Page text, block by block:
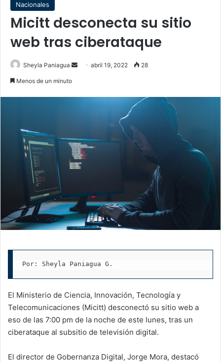
Nacionales
Micitt desconecta su sitio
web tras ciberataque
Sheyla Paniagua
Sendabril 19, 2022 28
Menos de un minuto
Por: Sheyla Paniagua G.
El Ministerio de Ciencia, Innovación, Tecnología y
Telecomunicaciones (Micitt) desconectó su sitio web a
eso de las 7:00 pm de la noche de este lunes, tras un
ciberataque al subsitio de televisión digital.
El director de Gobernanza Digital, Jorge Mora, destacó